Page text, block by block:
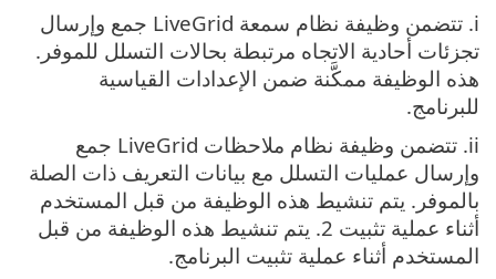
i. تتضمن وظيفة نظام سمعة LiveGrid جمع وإرسال
تجزئات أحادية الاتجاه مرتبطة بحالات التسلل للموفر.
هذه الوظيفة ممكَّنة ضمن الإعدادات القياسية
للبرنامج‎.
ii. تتضمن وظيفة نظام ملاحظات LiveGrid جمع
وإرسال عمليات التسلل مع بيانات التعريف ذات الصلة
بالموفر. يتم تنشيط هذه الوظيفة من قبل المستخدم
أثناء عملية تثبيت 2. يتم تنشيط هذه الوظيفة من قبل
المستخدم أثناء عملية تثبيت البرنامج.